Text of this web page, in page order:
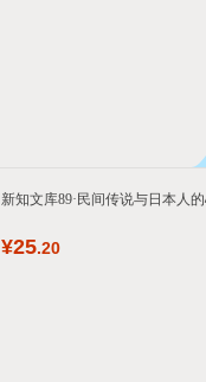
新知文库89·民间传说与日本人
¥25.20